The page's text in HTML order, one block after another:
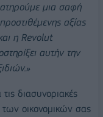
μια σαφή
αξίας
η Revolut
αυτήν την
διασυνοριακές
των οικονομικών σας